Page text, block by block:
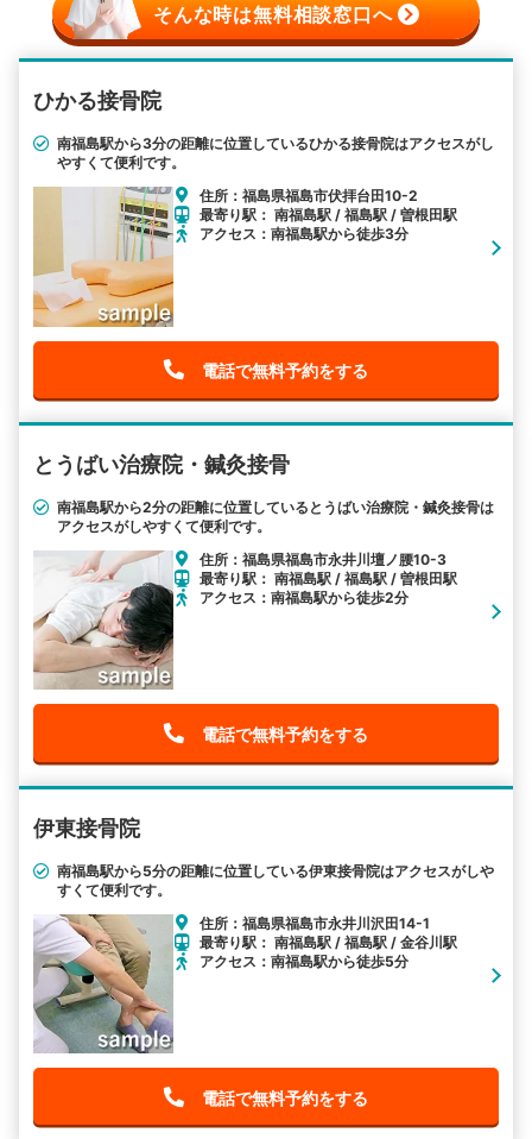
そんな時は無料相談窓口へ
ひかる接骨院
南福島駅から3分の距離に位置しているひかる接骨院はアクセスがし
やすくて便利です。
住所：福島県福島市伏拝台田10-2
最寄り駅： 南福島駅 / 福島駅 / 曽根田駅
アクセス：南福島駅から徒歩3分
電話で無料予約をする
とうばい治療院・鍼灸接骨
南福島駅から2分の距離に位置しているとうばい治療院・鍼灸接骨は
アクセスがしやすくて便利です。
住所：福島県福島市永井川壇ノ腰10-3
最寄り駅： 南福島駅 / 福島駅 / 曽根田駅
アクセス：南福島駅から徒歩2分
電話で無料予約をする
伊東接骨院
南福島駅から5分の距離に位置している伊東接骨院はアクセスがしや
すくて便利です。
住所：福島県福島市永井川沢田14-1
最寄り駅： 南福島駅 / 福島駅 / 金谷川駅
アクセス：南福島駅から徒歩5分
電話で無料予約をする